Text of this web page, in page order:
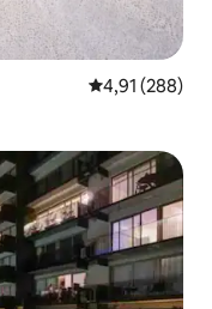
Средна
4,91 (288)